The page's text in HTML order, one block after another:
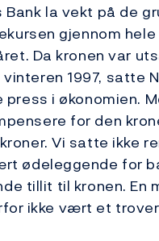
la vekt på de
gjennom
Da kronen var
1997, satte
i økonomien.
for den
Vi satte ikke
ødeleggende for
tillit til kronen. En
ikke vært et